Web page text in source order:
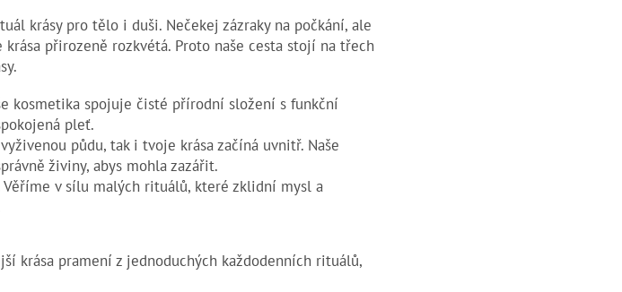
krásy pro tělo i duši. Nečekej zázraky na počkání, ale
přirozeně rozkvétá. Proto naše cesta stojí na třech
kosmetika spojuje čisté přírodní složení s funkční
pleť.
půdu, tak i tvoje krása začíná uvnitř. Naše
živiny, abys mohla zazářit.
Věříme v sílu malých rituálů, které zklidní mysl a
krása pramení z jednoduchých každodenních rituálů,